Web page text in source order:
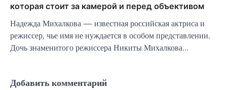
которая стоит за камерой и перед объективом
Надежда Михалкова — известная российская актриса и
режиссер, чье имя не нуждается в особом представлении.
Дочь знаменитого режиссера Никиты Михалкова…
Добавить комментарий